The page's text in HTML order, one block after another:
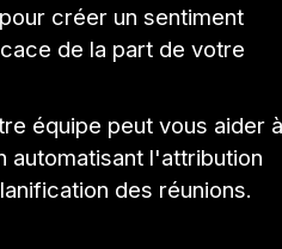
créer un sentiment
de la part de votre
équipe peut vous aider à
automatisant l'attribution
des réunions.